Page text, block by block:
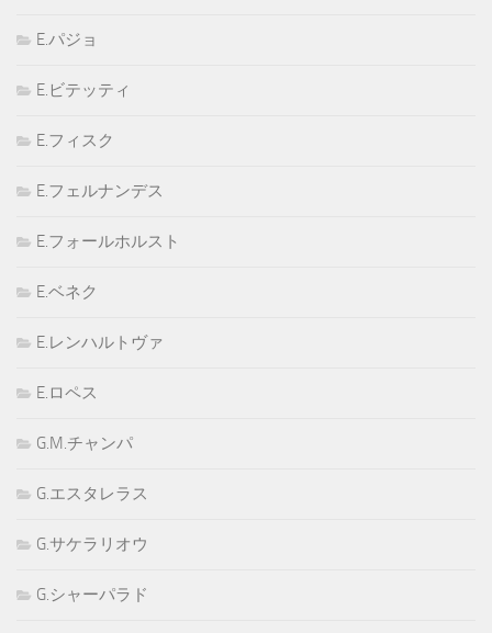
E.パジョ
E.ビテッティ
E.フィスク
E.フェルナンデス
E.フォールホルスト
E.ベネク
E.レンハルトヴァ
E.ロペス
G.M.チャンパ
G.エスタレラス
G.サケラリオウ
G.シャーパラド